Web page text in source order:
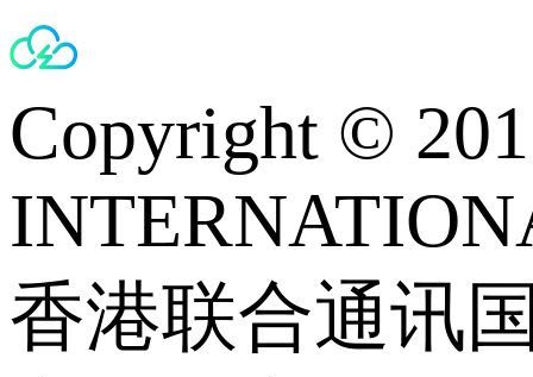
Copyright ©
香港联合通讯